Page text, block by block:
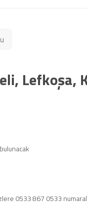
Lefkoşa,
0533 867 0533